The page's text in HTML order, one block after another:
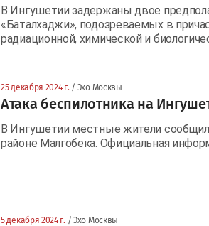
В Ингушетии задержаны двое
«Баталхаджи», подозреваемых в
радиационной, химической и
25 декабря 2024 г. / Эхо Москвы
Атака беспилотника на
В Ингушетии местные жители
районе Малгобека. Официальная
5 декабря 2024 г. / Эхо Москвы